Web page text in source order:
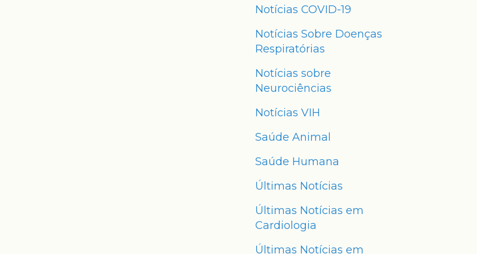
Notícias COVID-19
Notícias Sobre Doenças
Respiratórias
Notícias sobre
Neurociências
Notícias VIH
Saúde Animal
Saúde Humana
Últimas Notícias
Últimas Notícias em
Cardiologia
Últimas Notícias em